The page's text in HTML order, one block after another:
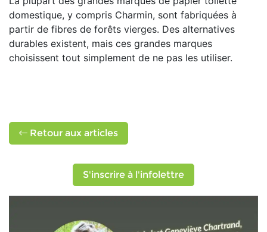
domestique, y compris Charmin, sont fabriquées à
partir de fibres de forêts vierges. Des alternatives
durables existent, mais ces grandes marques
choisissent tout simplement de ne pas les utiliser.
Retour aux articles
S'inscrire à l'infolettre